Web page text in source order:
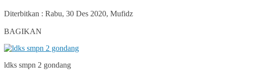
Diterbitkan : Rabu, 30 Des 2020, Mufidz
BAGIKAN
ldks smpn 2 gondang